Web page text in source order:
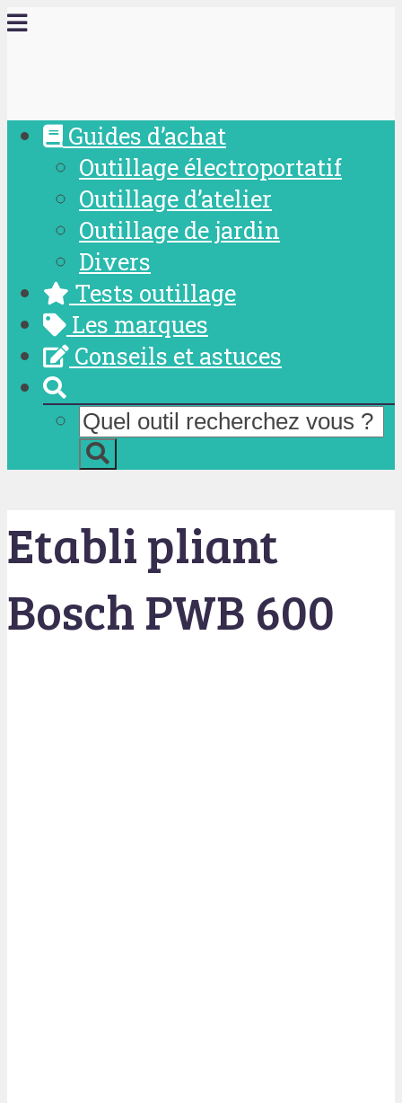
Guides d’achat
Outillage électroportatif
Outillage d’atelier
Outillage de jardin
Divers
Tests outillage
Les marques
Conseils et astuces
Etabli pliant
Bosch PWB 600